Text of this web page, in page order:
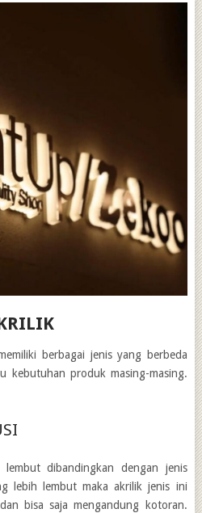
berbagai jenis yang berbeda
kebutuhan produk masing-masing.
dibandingkan dengan jenis
lebih lembut maka akrilik jenis ini
bisa saja mengandung kotoran.